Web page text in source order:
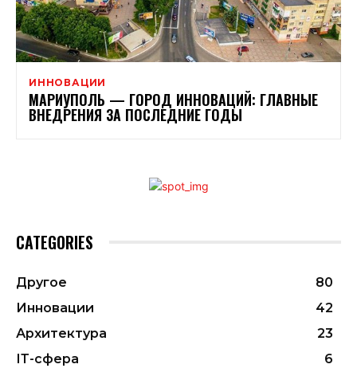
ИННОВАЦИИ
МАРИУПОЛЬ — ГОРОД ИННОВАЦИЙ: ГЛАВНЫЕ
ВНЕДРЕНИЯ ЗА ПОСЛЕДНИЕ ГОДЫ
CATEGORIES
Другое
80
Инновации
42
Архитектура
23
ІТ-сфера
6